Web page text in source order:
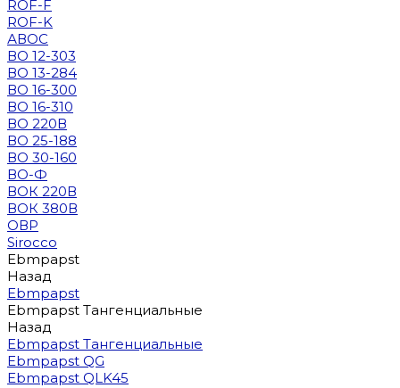
ROF-F
ROF-K
АВОС
ВО 12-303
ВО 13-284
ВО 16-300
ВО 16-310
ВО 220В
ВО 25-188
ВО 30-160
ВО-Ф
ВОК 220В
ВОК 380В
ОВР
Sirocco
Ebmpapst
Назад
Ebmpapst
Ebmpapst Тангенциальные
Назад
Ebmpapst Тангенциальные
Ebmpapst QG
Ebmpapst QLK45